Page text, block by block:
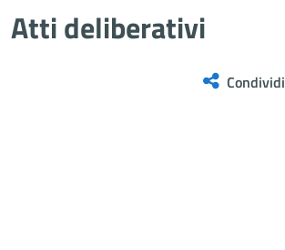
Atti deliberativi
Condividi